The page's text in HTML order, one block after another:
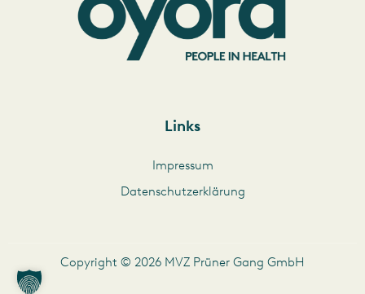
Links
Impressum
Datenschutzerklärung
Copyright © 2026 MVZ Prüner Gang GmbH